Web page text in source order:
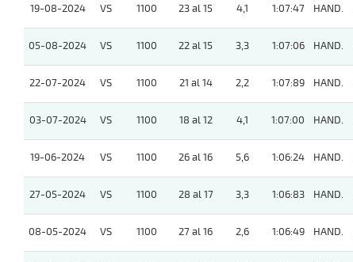
19-08-2024 VS 1100 23 al 15 4,1 1:07:47 HAND.
05-08-2024 VS 1100 22 al 15 3,3 1:07:06 HAND.
22-07-2024 VS 1100 21 al 14 2,2 1:07:89 HAND.
03-07-2024 VS 1100 18 al 12 4,1 1:07:00 HAND.
19-06-2024 VS 1100 26 al 16 5,6 1:06:24 HAND.
27-05-2024 VS 1100 28 al 17 3,3 1:06:83 HAND.
08-05-2024 VS 1100 27 al 16 2,6 1:06:49 HAND.